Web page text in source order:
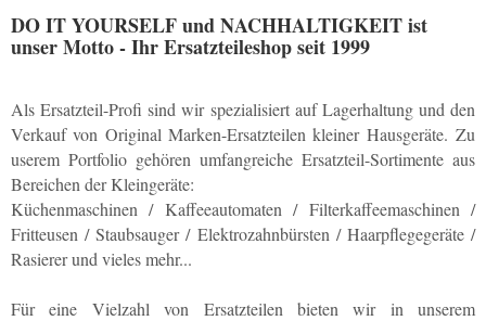
DO IT YOURSELF und NACHHALTIGKEIT ist
unser Motto - Ihr Ersatzteileshop seit 1999
Als Ersatzteil-Profi sind wir spezialisiert auf Lagerhaltung und den
Verkauf von Original Marken-Ersatzteilen kleiner Hausgeräte. Zu
userem Portfolio gehören umfangreiche Ersatzteil-Sortimente aus
Bereichen der Kleingeräte:
Küchenmaschinen / Kaffeeautomaten / Filterkaffeemaschinen /
Fritteusen / Staubsauger / Elektrozahnbürsten / Haarpflegegeräte /
Rasierer und vieles mehr...
Für eine Vielzahl von Ersatzteilen bieten wir in unserem